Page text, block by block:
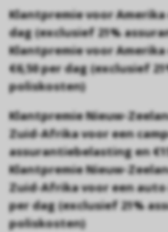
Klantpremie voor Amerika
dag (exclusief 21%
Klantpremie voor
€6,50 per dag (exclusief
poliskosten)
Klantpremie Nieuw-
Zuid-Afrika voor een
assurantiebelasting en
Klantpremie Nieuw-
Zuid-Afrika voor een
per dag (exclusief 21%
poliskosten)